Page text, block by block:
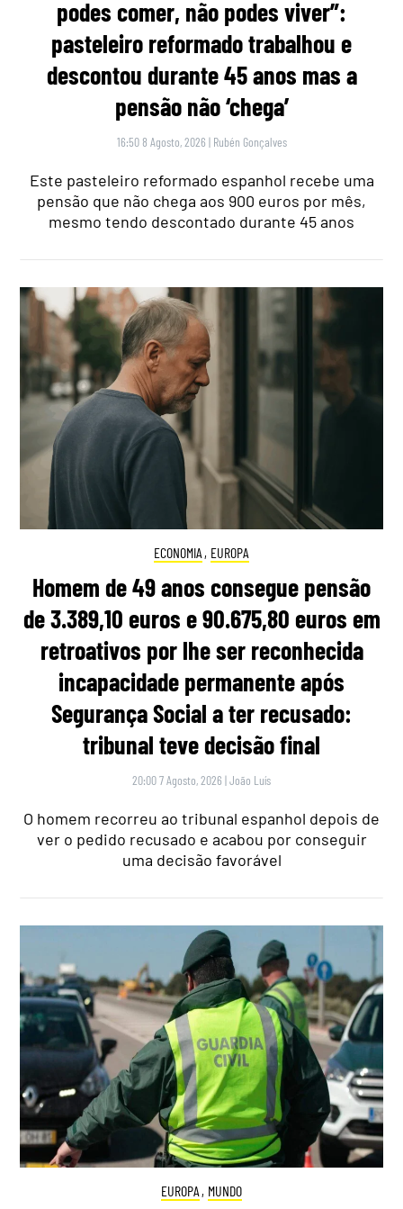
podes comer, não podes viver”:
pasteleiro reformado trabalhou e
descontou durante 45 anos mas a
pensão não ‘chega’
16:50 8 Agosto, 2026 | Rubén Gonçalves
Este pasteleiro reformado espanhol recebe uma
pensão que não chega aos 900 euros por mês,
mesmo tendo descontado durante 45 anos
ECONOMIA , EUROPA
Homem de 49 anos consegue pensão
de 3.389,10 euros e 90.675,80 euros em
retroativos por lhe ser reconhecida
incapacidade permanente após
Segurança Social a ter recusado:
tribunal teve decisão final
20:00 7 Agosto, 2026 |João Luís
O homem recorreu ao tribunal espanhol depois de
ver o pedido recusado e acabou por conseguir
uma decisão favorável
EUROPA , MUNDO